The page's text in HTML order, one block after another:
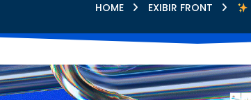
HOME EXIBIR FRONT